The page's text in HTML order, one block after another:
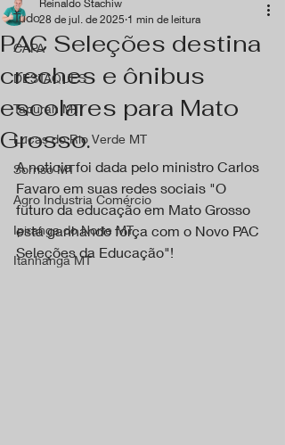
Tudo
CAPA
DESTAQUES
Tapurah MT
Lucas do Rio Verde MT
Sorriso MT
Agro Industria Comércio
Ipiranga do Norte MT
Itanhangá MT
PAC Seleções destina
creches e ônibus
escolares para Mato
Grosso.
Reinaldo Stachiw
28 de jul. de 2025 1 min de leitura
A noticia foi dada pelo ministro Carlos
Favaro em suas redes sociais "O
futuro da educação em Mato Grosso
está ganhando força com o Novo PAC
Seleções da Educação"!